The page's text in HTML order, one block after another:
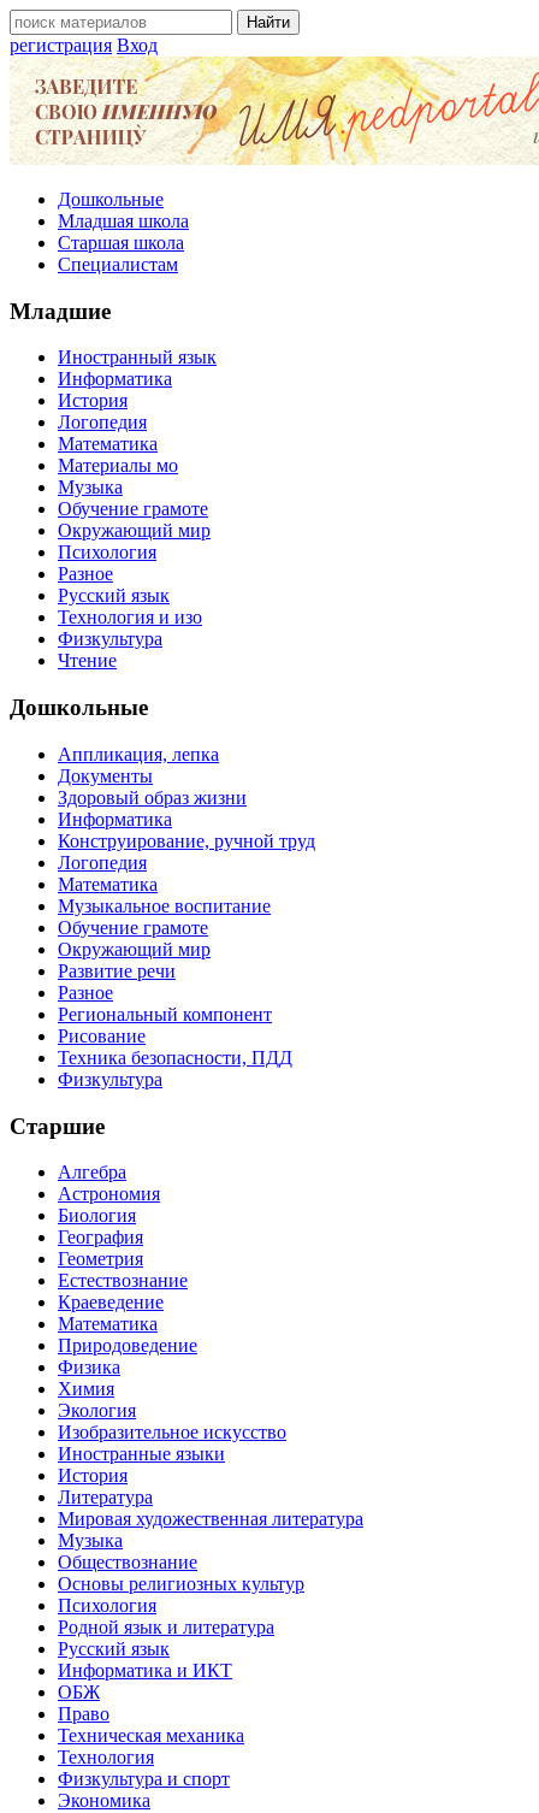
регистрация Вход
Дошкольные
Младшая школа
Старшая школа
Специалистам
Младшие
Иностранный язык
Информатика
История
Логопедия
Математика
Материалы мо
Музыка
Обучение грамоте
Окружающий мир
Психология
Разное
Русский язык
Технология и изо
Физкультура
Чтение
Дошкольные
Аппликация, лепка
Документы
Здоровый образ жизни
Информатика
Конструирование, ручной труд
Логопедия
Математика
Музыкальное воспитание
Обучение грамоте
Окружающий мир
Развитие речи
Разное
Региональный компонент
Рисование
Техника безопасности, ПДД
Физкультура
Старшие
Алгебра
Астрономия
Биология
География
Геометрия
Естествознание
Краеведение
Математика
Природоведение
Физика
Химия
Экология
Изобразительное искусство
Иностранные языки
История
Литература
Мировая художественная литература
Музыка
Обществознание
Основы религиозных культур
Психология
Родной язык и литература
Русский язык
Информатика и ИКТ
ОБЖ
Право
Техническая механика
Технология
Физкультура и спорт
Экономика